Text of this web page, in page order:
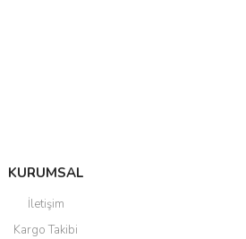
Gönder
KURUMSAL
İletişim
Kargo Takibi